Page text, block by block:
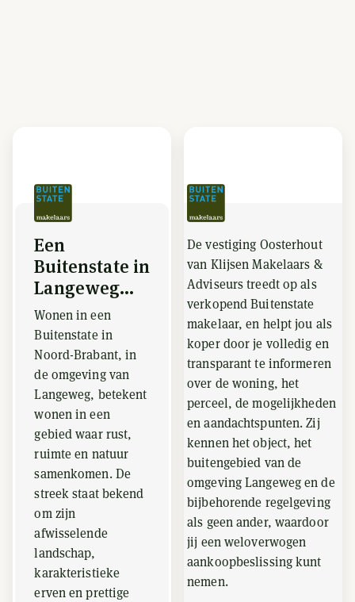
Een
Buitenstate in
Langeweg...
Wonen in een
Buitenstate in
Noord-Brabant, in
de omgeving van
Langeweg, betekent
wonen in een
gebied waar rust,
ruimte en natuur
samenkomen. De
streek staat bekend
om zijn
afwisselende
landschap,
karakteristieke
erven en prettige
De vestiging Oosterhout
van Klijsen Makelaars &
Adviseurs treedt op als
verkopend Buitenstate
makelaar, en helpt jou als
koper door je volledig en
transparant te informeren
over de woning, het
perceel, de mogelijkheden
en aandachtspunten. Zij
kennen het object, het
buitengebied van de
omgeving Langeweg en de
bijbehorende regelgeving
als geen ander, waardoor
jij een weloverwogen
aankoopbeslissing kunt
nemen.